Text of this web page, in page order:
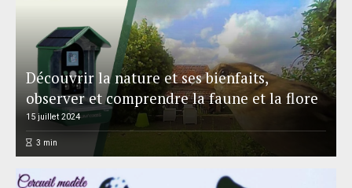
Découvrir la nature et ses bienfaits,
observer et comprendre la faune et la flore
15 juillet 2024
3 min